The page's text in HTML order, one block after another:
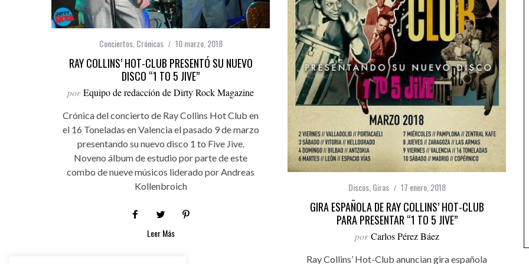
Conciertos, Crónicas 10 marzo, 2018
RAY COLLINS’ HOT-CLUB PRESENTÓ SU NUEVO
DISCO “1 TO 5 JIVE”
por Equipo de redacción de Dirty Rock Magazine
Crónica del concierto de Ray Collins Hot Club en
el 16 Toneladas en Valencia el pasado 9 de marzo
presentando su nuevo disco 1 to Five Jive.
Noveno álbum de estudio por parte de este
combo de nueve músicos liderado por Andreas
Kollenbroich
Leer Más
Discos, Giras 17 enero, 2018
GIRA ESPAÑOLA DE RAY COLLINS’ HOT-CLUB
PARA PRESENTAR “1 TO 5 JIVE”
por Carlos Pérez Báez
Ray Collins’ Hot-Club anuncian gira española